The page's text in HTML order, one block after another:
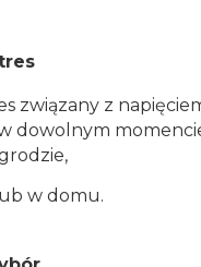
związany z
dowolnym
w domu.